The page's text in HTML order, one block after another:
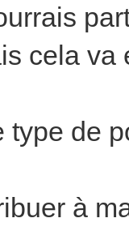
cela
type de
à